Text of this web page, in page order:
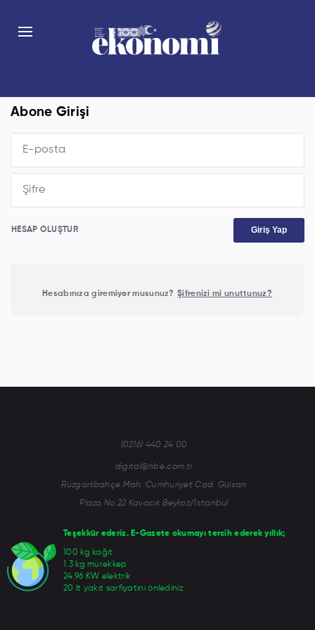
Abone Girişi
HESAP OLUŞTUR Giriş Yap
Hesabınıza giremiyor musunuz? Şifrenizi mi unuttunuz?
Teşekkür ederiz. E-Gazete okumayı tercih ederek yıllık;
100 kg kağıt
1.3 kg mürekkep
24.96 KW elektrik
20 lt yakıt sarfiyatını önlediniz
(0216) 440 24 00
digital@nbe.com.tr
Rüzgarlıbahçe Mah. Cumhuriyet Cad. Gülsan
Plaza No:22 Kavacık Beykoz/İstanbul